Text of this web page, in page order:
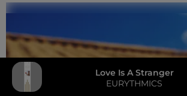
Love Is A Stranger
EURYTHMICS